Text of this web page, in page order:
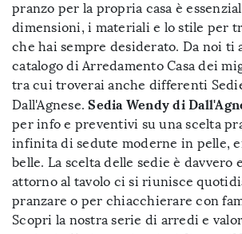
pranzo per la propria casa è
dimensioni, i materiali e lo stile per
che hai sempre desiderato. Da noi ti
catalogo di Arredamento Casa dei
tra cui troverai anche differenti
Dall'Agnese.Sedia Wendy di
per info e preventivi su una scelta
infinita di sedute moderne in pelle,
belle. La scelta delle sedie è davvero
attorno al tavolo ci si riunisce
pranzare o per chiacchierare con
Scopri la nostra serie di arredi e